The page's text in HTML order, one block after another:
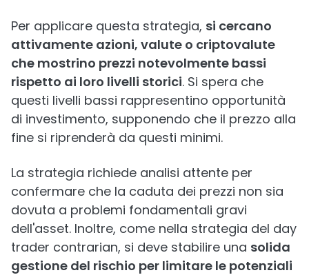
Per applicare questa strategia, si cercano
attivamente azioni, valute o criptovalute
che mostrino prezzi notevolmente bassi
rispetto ai loro livelli storici. Si spera che
questi livelli bassi rappresentino opportunità
di investimento, supponendo che il prezzo alla
fine si riprenderà da questi minimi.
La strategia richiede analisi attente per
confermare che la caduta dei prezzi non sia
dovuta a problemi fondamentali gravi
dell'asset. Inoltre, come nella strategia del day
trader contrarian, si deve stabilire una solida
gestione del rischio per limitare le potenziali